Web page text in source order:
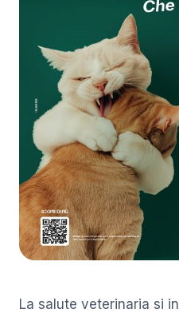
La salute veterinaria si